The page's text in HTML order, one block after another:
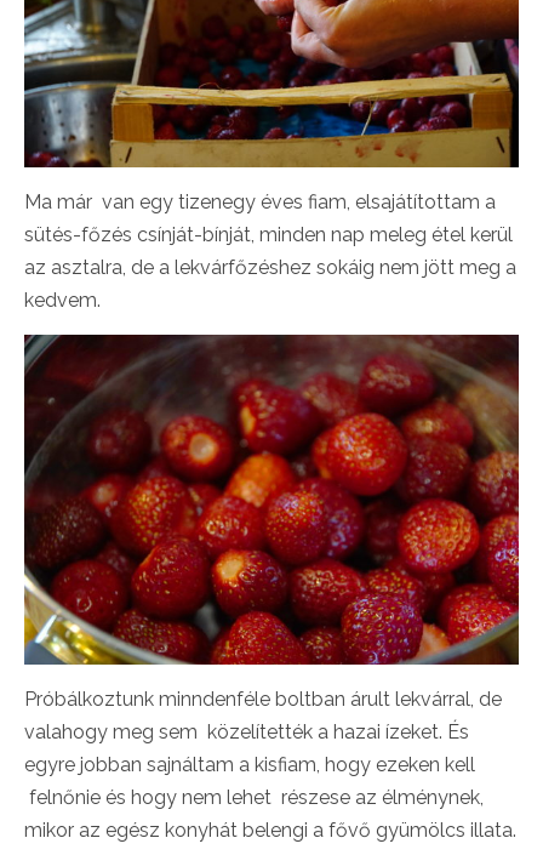
Ma már van egy tizenegy éves fiam, elsajátítottam a
sütés-főzés csínját-bínját, minden nap meleg étel kerül
az asztalra, de a lekvárfőzéshez sokáig nem jött meg a
kedvem.
Próbálkoztunk minndenféle boltban árult lekvárral, de
valahogy meg sem közelítették a hazai ízeket. És
egyre jobban sajnáltam a kisfiam, hogy ezeken kell
felnőnie és hogy nem lehet részese az élménynek,
mikor az egész konyhát belengi a fővő gyümölcs illata.